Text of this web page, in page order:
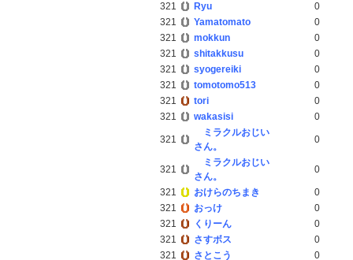
321 Ryu
0
321
Yamatomato
0
321
mokkun
0
321
shitakkusu
0
321
syogereiki
0
321
tomotomo513
0
321
tori
0
321
wakasisi 0
321
ミラクルおじい
さん。
0
321
ミラクルおじい
さん。
0
321 おけらのちまき
0
321
おっけ
0
321
くりーん
0
321
さすボス
0
321
さとこう
0